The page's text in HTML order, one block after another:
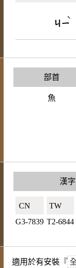
ㄐㄧ
ˋ
部首
魚
漢
CN🇨🇳
G3-7839
TW🇹🇼
T2-6844
適用於有安裝『